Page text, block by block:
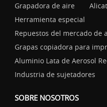
Grapadora de aire
Herramienta especial
Repuestos del mercado de
Grapas copiadora para
Aluminio Lata de Aerosol
Industria de sujetadores
SOBRE NOSOTROS